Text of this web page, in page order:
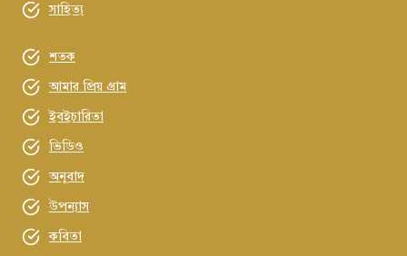
সাহিত্য
শতক
আমার প্রিয় গ্রাম
ইবইচারিতা
ভিডিও
অনুবাদ
উপন্যাস
কবিতা